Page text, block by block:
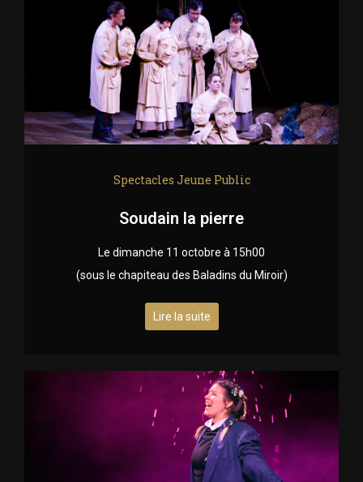
Spectacles Jeune Public
Soudain la pierre
Le dimanche 11 octobre à 15h00
(sous le chapiteau des Baladins du Miroir)
Lire la suite